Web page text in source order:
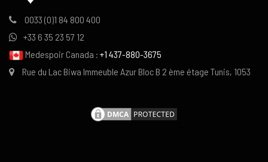
0033 (0)1 84 800 400
+33 6 35 23 57 12
Medespoir Canada : +1 437-880-3675
Rue du Lac Biwa Immeuble Azur Bloc B 2 ème étage Tunis, 1053